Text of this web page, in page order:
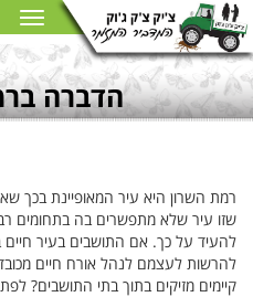
הדברה
רמת השרון היא עיר המאופיינת בכך
שזו עיר שלא מתפשרים בה בתחומים
להעיד על כך. אם התושבים בעיר חיים
להרשות לעצמם לנהל אורח חיים
קיימים מזיקים בתוך בתי התושבים?